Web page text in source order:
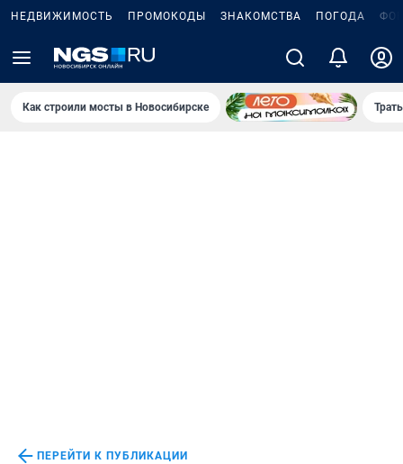
НЕДВИЖИМОСТЬ ПРОМОКОДЫ ЗНАКОМСТВА ПОГОДА
Как строили мосты в Новосибирске
ПЕРЕЙТИ К ПУБЛИКАЦИИ